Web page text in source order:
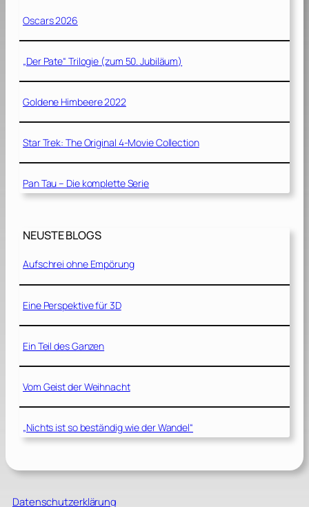
Oscars 2026
„Der Pate“ Trilogie (zum 50. Jubiläum)
Goldene Himbeere 2022
Star Trek: The Original 4-Movie Collection
Pan Tau – Die komplette Serie
NEUSTE BLOGS
Aufschrei ohne Empörung
Eine Perspektive für 3D
Ein Teil des Ganzen
Vom Geist der Weihnacht
„Nichts ist so beständig wie der Wandel“
Datenschutzerklärung